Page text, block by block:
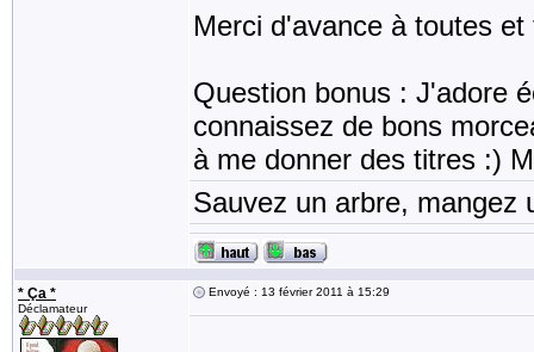
Merci d'avance à toutes et
Question bonus : J'adore
connaissez de bons
à me donner des titres :)
Sauvez un arbre, mangez
* Ça *
Déclamateur
Envoyé : 13 février 2011 à 15:29